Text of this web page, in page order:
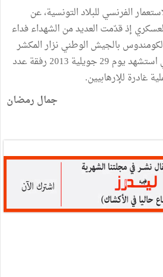
الفرنسي للبلاد التونسية، عن
إذ قدّمت العديد من الشهداء فداء
بالجيش الوطني نزار المكشر
البالغ من العمر 26 سنة والذي استشهد يوم 29 جويلية 2013 رفقة عدد
غادرة للإرهابيين.
جمال رمضان